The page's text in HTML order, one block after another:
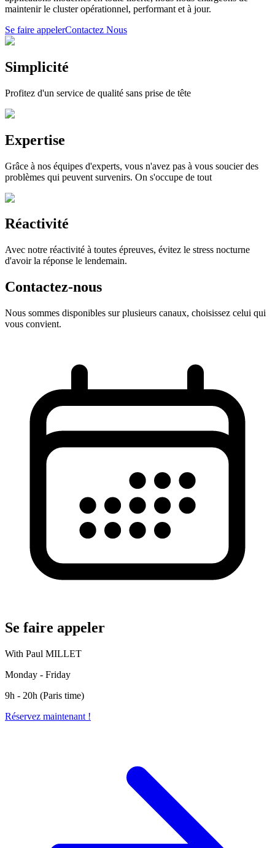
maintenir le cluster opérationnel, performant et à jour.
Se faire appelerContactez Nous
Simplicité
Profitez d'un service de qualité sans prise de tête
Expertise
Grâce à nos équipes d'experts, vous n'avez pas à vous soucier des
problèmes qui peuvent survenirs. On s'occupe de tout
Réactivité
Avec notre réactivité à toutes épreuves, évitez le stress nocturne
d'avoir la réponse le lendemain.
Contactez-nous
Nous sommes disponibles sur plusieurs canaux, choisissez celui qui
vous convient.
Se faire appeler
With Paul MILLET
Monday - Friday
9h - 20h (Paris time)
Réservez maintenant !